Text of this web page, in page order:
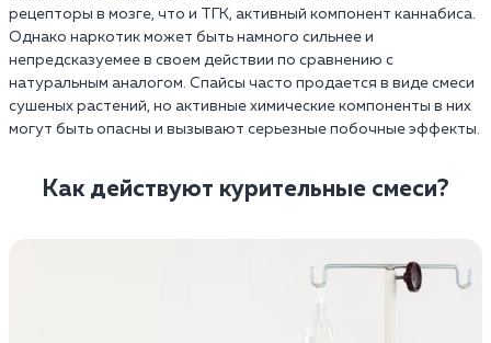
рецепторы в мозге, что и ТГК, активный компонент каннабиса.
Однако наркотик может быть намного сильнее и
непредсказуемее в своем действии по сравнению с
натуральным аналогом. Спайсы часто продается в виде смеси
сушеных растений, но активные химические компоненты в них
могут быть опасны и вызывают серьезные побочные эффекты.
Как действуют курительные смеси?